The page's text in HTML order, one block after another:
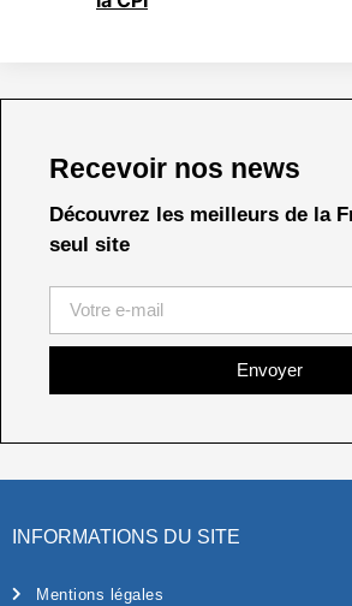
Recevoir nos news
Découvrez les meilleurs de la
seul site
Envoyer
INFORMATIONS DU SITE
Mentions légales